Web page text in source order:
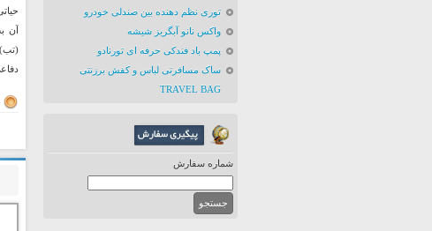
توری نظم دهنده بین صندلی خودرو
واکس نانو آبگریز شیشه
پمپ باد فندکی حرفه ای تورنادو
ساک مسافرتی لباس و کفش برزنتی
TRAVEL BAG
شماره سفارش
آن